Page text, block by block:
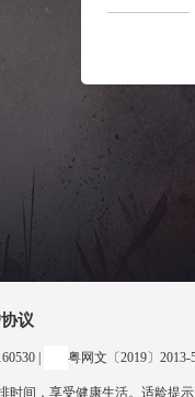
议
| 粤网文〔2019〕2013-
间，享受健康生活。适龄提